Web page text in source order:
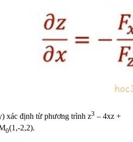
xác định từ phương trình z3 – 4xz +
0(1,-2,2).